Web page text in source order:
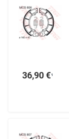
36,90 €¹